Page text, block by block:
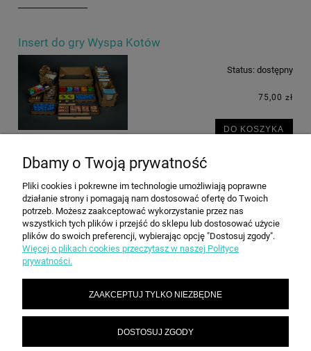
Insert do gry Wyspa Kotów
Status: dostępny
75,00 zł
DO KOSZYKA
POMOC
MOJE KONTO
INFORMACJE
Dbamy o Twoją prywatność
Pliki cookies i pokrewne im technologie umożliwiają poprawne
działanie strony i pomagają nam dostosować ofertę do Twoich
potrzeb. Możesz zaakceptować wykorzystanie przez nas
wszystkich tych plików i przejść do sklepu lub dostosować użycie
plików do swoich preferencji, wybierając opcję "Dostosuj zgody".
Więcej o plikach cookies przeczytasz w naszej Polityce
prywatności.
ZAAKCEPTUJ TYLKO NIEZBĘDNE
DOSTOSUJ ZGODY